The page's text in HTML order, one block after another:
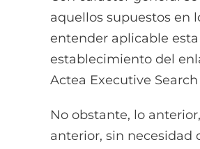
aquellos supuestos en
entender aplicable
establecimiento del
Actea Executive
No obstante, lo
anterior, sin necesidad